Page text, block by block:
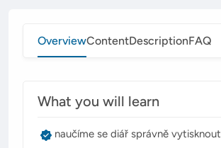
OverviewContentDescriptionFAQ
What you will learn
naučíme se diář správně vytisknout